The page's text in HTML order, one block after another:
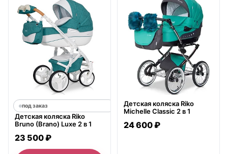
под заказ
Детская коляска Riko
Bruno (Brano) Luxe 2 в 1
23 500 ₽
нет в продаже
Детская коляска Riko
Michelle Classic 2 в 1
24 600 ₽